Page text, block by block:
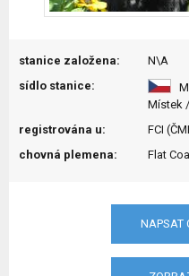
stanice založena:
N\A
sídlo stanice:
Místek
registrována u:
FCI
chovná plemena:
Flat
NAPSAT